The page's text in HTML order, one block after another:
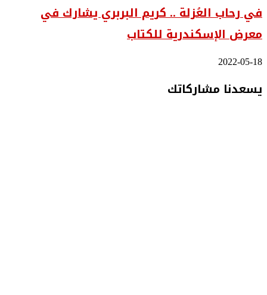
في رحاب العُزلة .. كريم البربري يشارك في
معرض الإسكندرية للكتاب
2022-05-18
يسعدنا مشاركاتك